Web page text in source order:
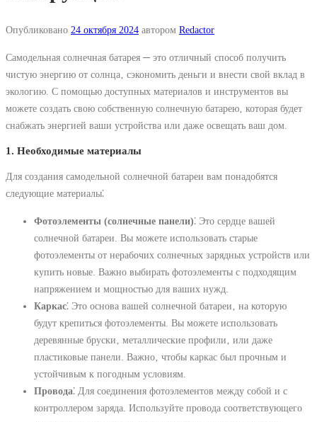
Опубликовано 24 октября 2024 автором Redactor
Самодельная солнечная батарея ─ это отличный способ получить
чистую энергию от солнца‚ сэкономить деньги и внести свой вклад в
экологию. С помощью доступных материалов и инструментов вы
можете создать свою собственную солнечную батарею‚ которая будет
снабжать энергией ваши устройства или даже освещать ваш дом.
1. Необходимые материалы
Для создания самодельной солнечной батареи вам понадобятся
следующие материалы⁚
Фотоэлементы (солнечные панели)⁚ Это сердце вашей
солнечной батареи. Вы можете использовать старые
фотоэлементы от нерабочих солнечных зарядных устройств или
купить новые. Важно выбирать фотоэлементы с подходящим
напряжением и мощностью для ваших нужд.
Каркас⁚ Это основа вашей солнечной батареи‚ на которую
будут крепиться фотоэлементы. Вы можете использовать
деревянные бруски‚ металлические профили‚ или даже
пластиковые панели. Важно‚ чтобы каркас был прочным и
устойчивым к погодным условиям.
Провода⁚ Для соединения фотоэлементов между собой и с
контроллером заряда. Используйте провода соответствующего